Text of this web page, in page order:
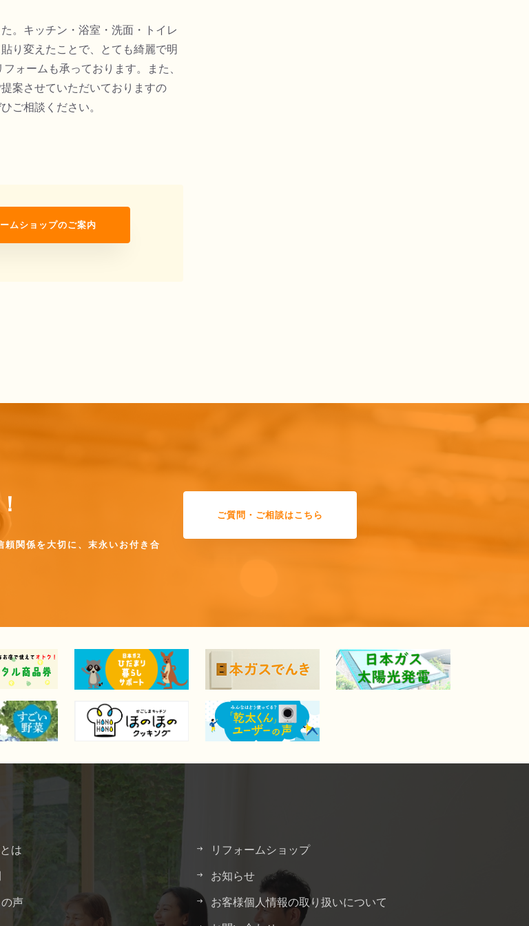
。キッチン・浴室・洗面・トイレ
り変えたことで、とても綺麗で明
ォームも承っております。また、
案させていただいておりますの
ご相談ください。
ムショップのご案内
関係を大切に、末永いお付き合
ご質問・ご相談はこちら
は
声
リフォームショップ
お知らせ
お客様個人情報の取り扱いについて